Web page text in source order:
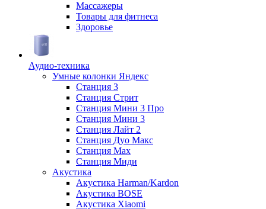
Массажеры
Товары для фитнеса
Здоровье
Аудио-техника
Умные колонки Яндекс
Станция 3
Станция Стрит
Станция Мини 3 Про
Станция Мини 3
Станция Лайт 2
Станция Дуо Макс
Станция Max
Станция Миди
Акустика
Акустика Harman/Kardon
Акустика BOSE
Акустика Xiaomi